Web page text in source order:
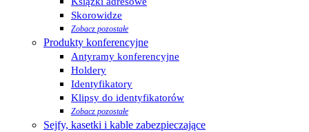
Skorowidze
Zobacz pozostałe
Produkty konferencyjne
Antyramy konferencyjne
Holdery
Identyfikatory
Klipsy do identyfikatorów
Zobacz pozostałe
Sejfy, kasetki i kable zabezpieczające